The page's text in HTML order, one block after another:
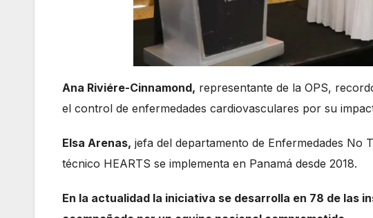
Ana Riviére-Cinnamond, representante de la OPS,
el control de enfermedades cardiovasculares por su
Elsa Arenas, jefa del departamento de Enfermedades No
técnico HEARTS se implementa en Panamá desde 2018.
En la actualidad la iniciativa se desarrolla en 78 de las